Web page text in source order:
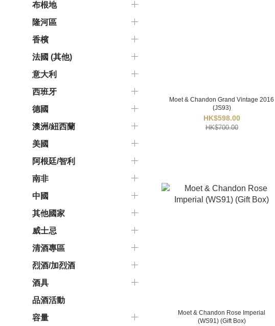
布根地
隆河區
香檳
法國 (其他)
意大利
西班牙
德國
澳洲/紐西蘭
美國
阿根廷/智利
南非
中國
其他國家
威士忌
清酒專區
烈酒/加烈酒
酒具
品酒活動
容量
Moet & Chandon Grand Vintage 2016
(JS93)
HK$598.00
HK$700.00
Moet & Chandon Rose Imperial
(WS91) (Gift Box)